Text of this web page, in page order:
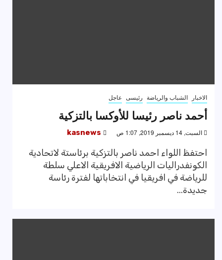
الاخبار الشباب والرياضة رئيسى عاجل
أحمد ناصر رئيسا للأوكسا بالتزكية
السبت, 14 ديسمبر 2019, 1:07 ص kasnews
احتفظ اللواء احمد ناصر بالتزكية برئاستة لاتحادية
الكونفدراليات الرياضية الافريقية الاعلي سلطة
للرياضة في افريقيا في انتخاباتها لفترة رئاسة
جديدة...